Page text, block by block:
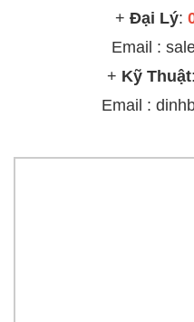
+ Đại Lý:
Email :
+ Kỹ Thuật:
Email :